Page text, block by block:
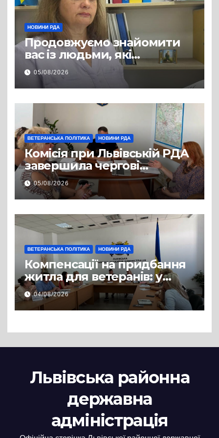
НОВИНИ РДА
Продовжуємо знайомити
вас із людьми, які
допомагають нашим
захисникам і захисницям
повертатися до цивільного
життя
05/08/2026
ВЕТЕРАНСЬКА ПОЛІТИКА НОВИНИ РДА
Комісія при Львівській РДА
завершила чергові
співбесіди та
рекомендувала кандидатів
на посади фахівців із
супроводу
05/08/2026
ВЕТЕРАНСЬКА ПОЛІТИКА НОВИНИ РДА
Компенсації на придбання
житла для ветеранів: у
Львівській РДА розглянули
нові заяви
04/08/2026
Львівська районна
державна
адміністрація